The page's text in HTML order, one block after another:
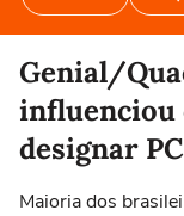
Genial/
influenciou
designar
Maioria dos